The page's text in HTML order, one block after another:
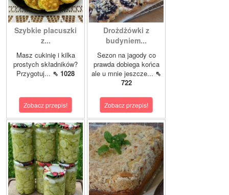
Szybkie placuszki
z...
Masz cukinię i kilka
prostych składników?
Przygotuj... ⇖ 1028
Zobacz przepis!
Drożdżówki z
budyniem...
Sezon na jagody co
prawda dobiega końca
ale u mnie jeszcze... ⇖
722
Zobacz przepis!